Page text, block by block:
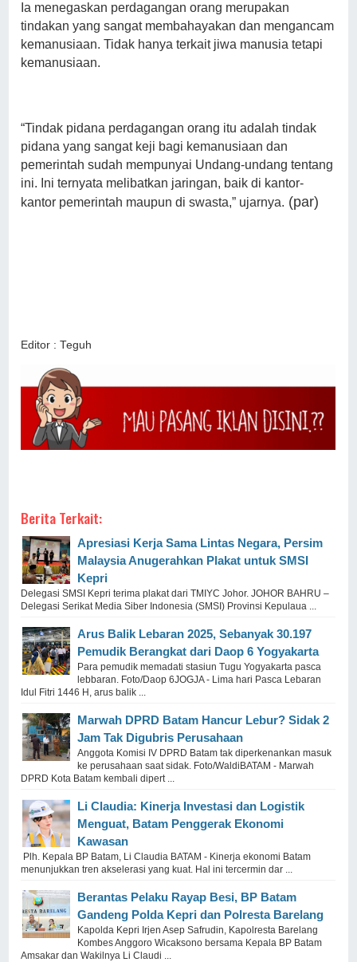
Ia menegaskan perdagangan orang merupakan
tindakan yang sangat membahayakan dan mengancam
kemanusiaan. Tidak hanya terkait jiwa manusia tetapi
kemanusiaan.
“Tindak pidana perdagangan orang itu adalah tindak
pidana yang sangat keji bagi kemanusiaan dan
pemerintah sudah mempunyai Undang-undang tentang
ini. Ini ternyata melibatkan jaringan, baik di kantor-
kantor pemerintah maupun di swasta,” ujarnya. (par)
Editor : Teguh
Berita Terkait:
Apresiasi Kerja Sama Lintas Negara, Persim
Malaysia Anugerahkan Plakat untuk SMSI
Kepri
Delegasi SMSI Kepri terima plakat dari TMIYC Johor. JOHOR BAHRU –
Delegasi Serikat Media Siber Indonesia (SMSI) Provinsi Kepulaua ...
Arus Balik Lebaran 2025, Sebanyak 30.197
Pemudik Berangkat dari Daop 6 Yogyakarta
Para pemudik memadati stasiun Tugu Yogyakarta pasca
lebbaran. Foto/Daop 6JOGJA - Lima hari Pasca Lebaran
Idul Fitri 1446 H, arus balik ...
Marwah DPRD Batam Hancur Lebur? Sidak 2
Jam Tak Digubris Perusahaan
Anggota Komisi IV DPRD Batam tak diperkenankan masuk
ke perusahaan saat sidak. Foto/WaldiBATAM - Marwah
DPRD Kota Batam kembali dipert ...
Li Claudia: Kinerja Investasi dan Logistik
Menguat, Batam Penggerak Ekonomi
Kawasan
Plh. Kepala BP Batam, Li Claudia BATAM - Kinerja ekonomi Batam
menunjukkan tren akselerasi yang kuat. Hal ini tercermin dar ...
Berantas Pelaku Rayap Besi, BP Batam
Gandeng Polda Kepri dan Polresta Barelang
Kapolda Kepri Irjen Asep Safrudin, Kapolresta Barelang
Kombes Anggoro Wicaksono bersama Kepala BP Batam
Amsakar dan Wakilnya Li Claudi ...